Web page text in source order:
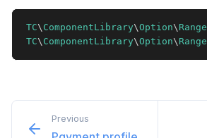
TC\ ComponentLibrary\Option\ Range
TC\ ComponentLibrary\Option\ Range
Previous